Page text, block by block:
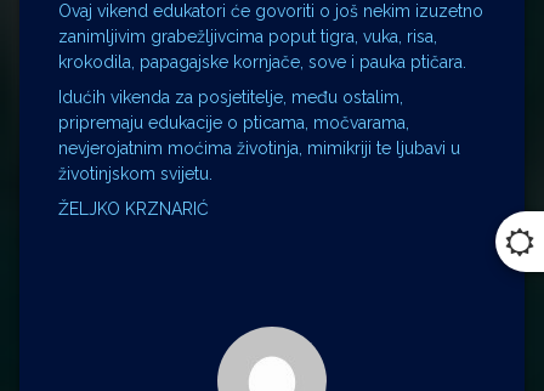
Ovaj vikend edukatori će govoriti o još nekim izuzetno
zanimljivim grabežljivcima poput tigra, vuka, risa,
krokodila, papagajske kornjače, sove i pauka ptičara.
Idućih vikenda za posjetitelje, među ostalim,
pripremaju edukacije o pticama, močvarama,
nevjerojatnim moćima životinja, mimikriji te ljubavi u
životinjskom svijetu.
ŽELJKO KRZNARIĆ